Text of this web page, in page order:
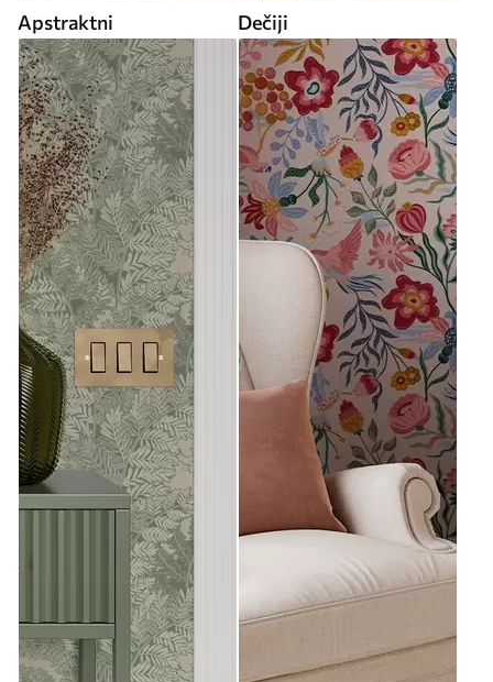
Apstraktni Dečiji